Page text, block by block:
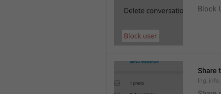
Block
Share